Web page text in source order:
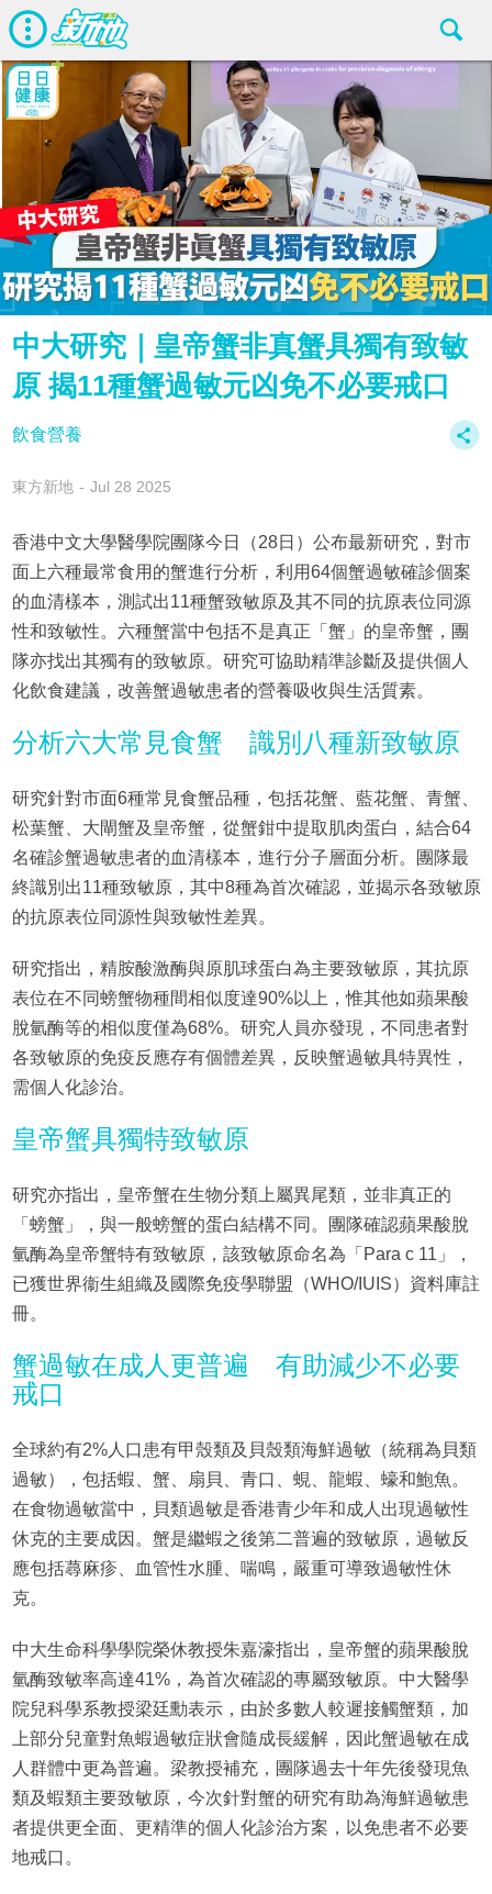
中大研究｜皇帝蟹非真蟹具獨有致敏
原 揭11種蟹過敏元凶免不必要戒口
飲食營養
東方新地 Jul 28 2025
香港中文大學醫學院團隊今日（28日）公布最新研究，對市
面上六種最常食用的蟹進行分析，利用64個蟹過敏確診個案
的血清樣本，測試出11種蟹致敏原及其不同的抗原表位同源
性和致敏性。六種蟹當中包括不是真正「蟹」的皇帝蟹，團
隊亦找出其獨有的致敏原。研究可協助精準診斷及提供個人
化飲食建議，改善蟹過敏患者的營養吸收與生活質素。
分析六大常見食蟹 識別八種新致敏原
研究針對市面6種常見食蟹品種，包括花蟹、藍花蟹、青蟹、
松葉蟹、大閘蟹及皇帝蟹，從蟹鉗中提取肌肉蛋白，結合64
名確診蟹過敏患者的血清樣本，進行分子層面分析。團隊最
終識別出11種致敏原，其中8種為首次確認，並揭示各致敏原
的抗原表位同源性與致敏性差異。
研究指出，精胺酸激酶與原肌球蛋白為主要致敏原，其抗原
表位在不同螃蟹物種間相似度達90%以上，惟其他如蘋果酸
脫氫酶等的相似度僅為68%。研究人員亦發現，不同患者對
各致敏原的免疫反應存有個體差異，反映蟹過敏具特異性，
需個人化診治。
皇帝蟹具獨特致敏原
研究亦指出，皇帝蟹在生物分類上屬異尾類，並非真正的
「螃蟹」，與一般螃蟹的蛋白結構不同。團隊確認蘋果酸脫
氫酶為皇帝蟹特有致敏原，該致敏原命名為「Para c 11」，
已獲世界衞生組織及國際免疫學聯盟（WHO/IUIS）資料庫註
冊。
蟹過敏在成人更普遍 有助減少不必要
戒口
全球約有2%人口患有甲殼類及貝殼類海鮮過敏（統稱為貝類
過敏），包括蝦、蟹、扇貝、青口、蜆、龍蝦、蠔和鮑魚。
在食物過敏當中，貝類過敏是香港青少年和成人出現過敏性
休克的主要成因。蟹是繼蝦之後第二普遍的致敏原，過敏反
應包括蕁麻疹、血管性水腫、喘鳴，嚴重可導致過敏性休
克。
中大生命科學學院榮休教授朱嘉濠指出，皇帝蟹的蘋果酸脫
氫酶致敏率高達41%，為首次確認的專屬致敏原。中大醫學
院兒科學系教授梁廷勳表示，由於多數人較遲接觸蟹類，加
上部分兒童對魚蝦過敏症狀會隨成長緩解，因此蟹過敏在成
人群體中更為普遍。梁教授補充，團隊過去十年先後發現魚
類及蝦類主要致敏原，今次針對蟹的研究有助為海鮮過敏患
者提供更全面、更精準的個人化診治方案，以免患者不必要
地戒口。